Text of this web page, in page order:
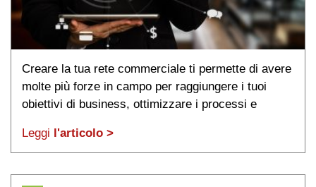
Creare la tua rete commerciale ti permette di avere
molte più forze in campo per raggiungere i tuoi
obiettivi di business, ottimizzare i processi e
Leggi l'articolo >